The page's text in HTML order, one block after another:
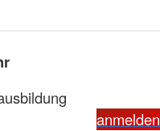
anmelden